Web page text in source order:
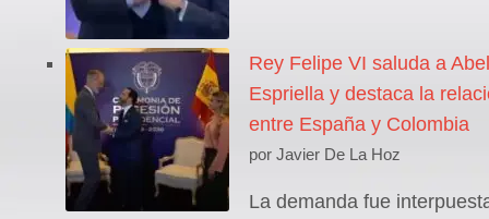
Rey Felipe VI saluda a
Espriella y destaca la
entre España y Colombia
por Javier De La Hoz
La demanda fue